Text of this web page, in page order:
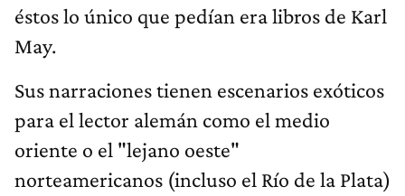
éstos lo único que pedían era libros de Karl
May.
Sus narraciones tienen escenarios exóticos
para el lector alemán como el medio
oriente o el "lejano oeste"
norteamericanos (incluso el Río de la Plata)